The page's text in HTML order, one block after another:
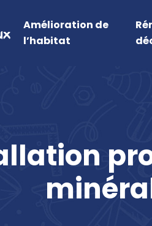
Amélioration de
l’habitat